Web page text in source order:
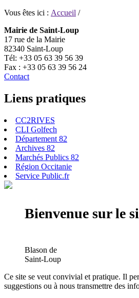
Vous êtes ici : Accueil /
Mairie de Saint-Loup
17 rue de la Mairie
82340 Saint-Loup
Tél: +33 05 63 39 56 39
Fax : +33 05 63 39 56 24
Contact
Liens pratiques
CC2RIVES
CLI Golfech
Département 82
Archives 82
Marchés Publics 82
Région Occitanie
Service Public.fr
Bienvenue sur le
Blason de
Saint-Loup
Ce site se veut convivial et pratique. Il
suggestions ou à nous transmettre des